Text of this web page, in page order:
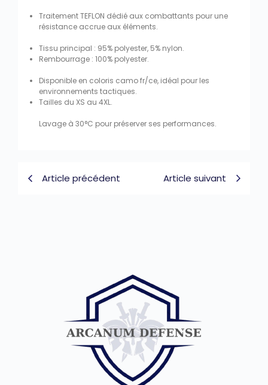
Traitement TEFLON dédié aux combattants pour une
résistance accrue aux éléments.
Tissu principal : 95% polyester, 5% nylon.
Rembourrage : 100% polyester.
Disponible en coloris camo fr/ce, idéal pour les
environnements tactiques.
Tailles du XS au 4XL.
Lavage à 30°C pour préserver ses performances.
Article précédent Article suivant